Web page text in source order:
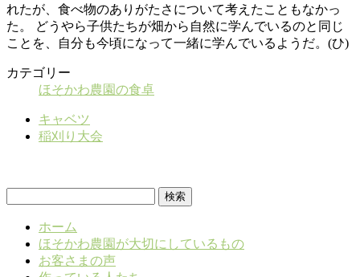
れたが、食べ物のありがたさについて考えたこともなかっ
た。 どうやら子供たちが畑から自然に学んでいるのと同じ
ことを、自分も今頃になって一緒に学んでいるようだ。(ひ)
カテゴリー
ほそかわ農園の食卓
キャベツ
稲刈り大会
ホーム
ほそかわ農園が大切にしているもの
お客さまの声